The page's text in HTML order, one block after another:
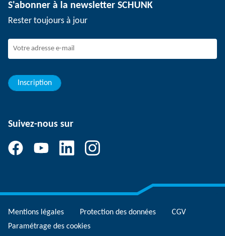
Événements
SCHUNK en tant qu'employeur
Rejoindre SCHUNK
Vos avantages
S'abonner à la newsletter SCHUNK
Rester toujours à jour
Inscription
Suivez-nous sur
Mentions légales Protection des données
CGV
Paramétrage des cookies